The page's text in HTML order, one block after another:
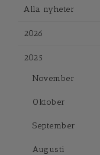
Alla nyheter
2026
2025
November
Oktober
September
Augusti